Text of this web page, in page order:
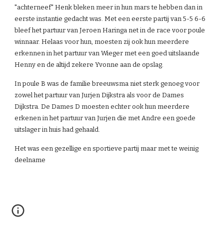
"achterneef" Henk bleken meer in hun mars te hebben dan in
eerste instantie gedacht was. Met een eerste partij van 5-5 6-6
bleef het partuur van Jeroen Haringa net in de race voor poule
winnaar. Helaas voor hun, moesten zij ook hun meerdere
erkennen in het partuur van Wieger met een goed uitslaande
Henny en de altijd zekere Yvonne aan de opslag.
In poule B was de familie breeuwsma niet sterk genoeg voor
zowel het partuur van Jurjen Dijkstra als voor de Dames
Dijkstra. De Dames D moesten echter ook hun meerdere
erkenen in het partuur van Jurjen die met Andre een goede
uitslager in huis had gehaald.
Het was een gezellige en sportieve partij maar met te weinig
deelname